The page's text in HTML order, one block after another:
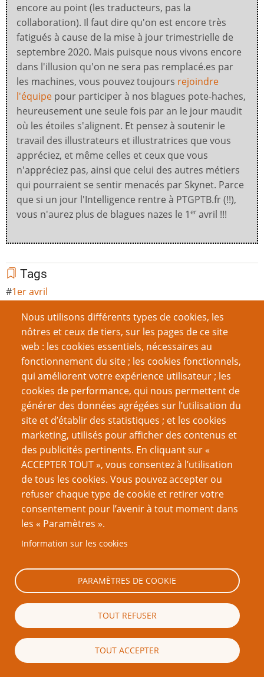
encore au point (les traducteurs, pas la
collaboration). Il faut dire qu'on est encore très
fatigués à cause de la mise à jour trimestrielle de
septembre 2020. Mais puisque nous vivons encore
dans l'illusion qu'on ne sera pas remplacé.es par
les machines, vous pouvez toujours rejoindre
l'équipe pour participer à nos blagues pote-haches,
heureusement une seule fois par an le jour maudit
où les étoiles s'alignent. Et pensez à soutenir le
travail des illustrateurs et illustratrices que vous
appréciez, et même celles et ceux que vous
n'appréciez pas, ainsi que celui des autres métiers
qui pourraient se sentir menacés par Skynet. Parce
que si un jour l'Intelligence rentre à PTGPTB.fr (!!),
vous n'aurez plus de blagues nazes le 1 eravril !!!
Tags
1er avril
NoteNous utilisons différents types de cookies, les
nôtres et ceux de tiers, sur les pages de ce site
web : les cookies essentiels, nécessaires au
fonctionnement du site ; les cookies fonctionnels,
qui améliorent votre expérience utilisateur ; les
cookies de performance, qui nous permettent de
générer des données agrégées sur l’utilisation du
site et d’établir des statistiques ; et les cookies
marketing, utilisés pour afficher des contenus et
des publicités pertinents. En cliquant sur «
ACCEPTER TOUT », vous consentez à l’utilisation
de tous les cookies. Vous pouvez accepter ou
refuser chaque type de cookie et retirer votre
consentement pour l’avenir à tout moment dans
les « Paramètres ».
Information sur les cookies
PARAMÈTRES DE COOKIE
TOUT REFUSER
TOUT ACCEPTER
Mention légale importante
Nous vous encourageons à faire un lien vers cette page plutôt que
de la copier ailleurs, car toute reproduction de texte qui dépasse la
longueur raisonnable d’une citation (c’est-à-dire, en règle générale,
un ou deux paragraphes) est strictement interdite. Si vous
reproduisez une grande partie ou la totalité du texte de cette page
sans l’autorisation écrite de PTGPTB.fr, et que vous diffusez ladite
copie publiquement (sites Web, blogs, forums, imprimés, etc.),
vous reconnaissez que vous commettez délibérément une
violation des lois sur le droit d’auteur, c’est-à-dire un acte illégal
passible de poursuites judiciaires.
Recherche
Nom d'utilisateur